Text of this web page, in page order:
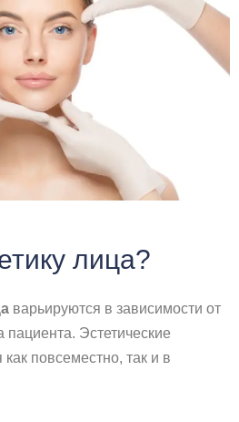
лица?
варьируются в зависимости от
Эстетические
повсеместно, так и в